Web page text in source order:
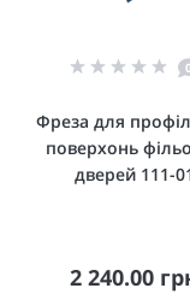
0
Фреза для
поверхонь
дверей 111-
2 240.00